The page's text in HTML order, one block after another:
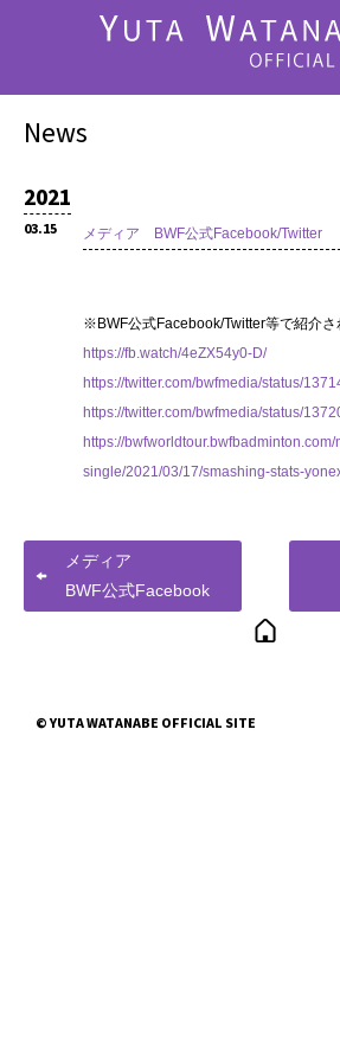
News
2021
03.15 メディア BWF公式Facebook/Twitter
※BWF公式Facebook/Twitter等で紹介さ
https://fb.watch/4eZX54y0-D/
https://twitter.com/bwfmedia/status/
https://twitter.com/bwfmedia/status/
https://bwfworldtour.bwfbadminton.com/
single/2021/03/17/smashing-stats-
メディア
BWF公式Facebook
© YUTA WATANABE OFFICIAL SITE